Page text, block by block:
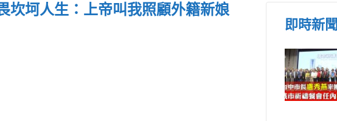
應求！
改變信息
興路
坎坷人生：上帝叫我照顧外籍新娘
即時新聞